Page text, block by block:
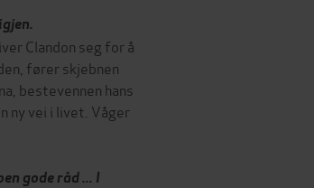
Clandon seg for å
fører skjebnen
bestevennen hans
ny vei i livet. Våger
gode råd ... I